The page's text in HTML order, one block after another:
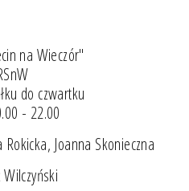
na Wieczór"
do czwartku
- 22.00
Joanna Skonieczna
Wilczyński